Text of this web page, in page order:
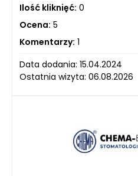
Ilość kliknięć: 0
Ocena: 5
Komentarzy: 1
Data dodania: 15.04.2024
Ostatnia wizyta: 06.08.2026